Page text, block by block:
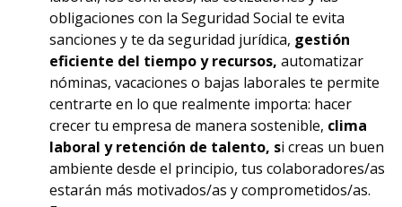
obligaciones con la Seguridad Social te evita
sanciones y te da seguridad jurídica, gestión
eficiente del tiempo y recursos, automatizar
nóminas, vacaciones o bajas laborales te permite
centrarte en lo que realmente importa: hacer
crecer tu empresa de manera sostenible, clima
laboral y retención de talento, si creas un buen
ambiente desde el principio, tus colaboradores/as
estarán más motivados/as y comprometidos/as.